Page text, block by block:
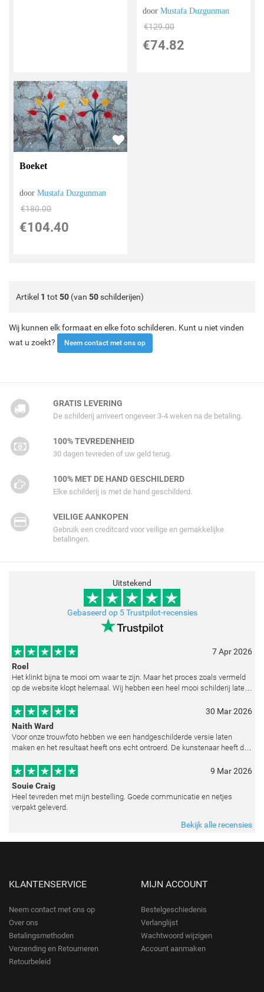
doorMustafa Duzgunman
€129.00
€74.82
Boeket
doorMustafa Duzgunman
€180.00
€104.40
Artikel 1 tot 50 (van 50schilderijen)
Wij kunnen elk formaat en elke foto schilderen. Kunt u niet vinden
wat u zoekt?
Neem contact met ons op
GRATIS LEVERING
De schilderij arriveert ongeveer 3-4 weken na de betaling.
100% TEVREDENHEID
30 dagen tevreden of uw geld terug.
100% MET DE HAND GESCHILDERD
Elke schilderij is met de hand geschilderd.
VEILIGE AANKOPEN
Gebruik een creditcard voor veilige en gemakkelijke
betalingen.
Uitstekend
Gebaseerd op 5 Trustpilot-recensies
7 Apr 2026
Roel
Het klinkt bijna te mooi om waar te zijn. Maar het proces zoals vermeld
op de website klopt helemaal. Wij hebben een heel mooi schilderij laten
30 Mar 2026
Naith Ward
Voor onze trouwfoto hebben we een handgeschilderde versie laten
maken en het resultaat heeft ons echt ontroerd. De kunstenaar heeft de
9 Mar 2026
Souie Craig
Heel tevreden met mijn bestelling. Goede communicatie en netjes
verpakt geleverd.
Bekijk alle recensies
KLANTENSERVICE
Neem contact met ons op
Over ons
Betalingsmethoden
Verzending en Retourneren
Retourbeleid
MIJN ACCOUNT
Bestelgeschiedenis
Verlanglijst
Wachtwoord wijzigen
Account aanmaken